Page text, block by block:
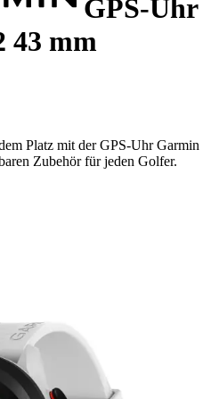
GPS-Uhr
43 mm
Platz mit der GPS-Uhr Garmin
Zubehör für jeden Golfer.